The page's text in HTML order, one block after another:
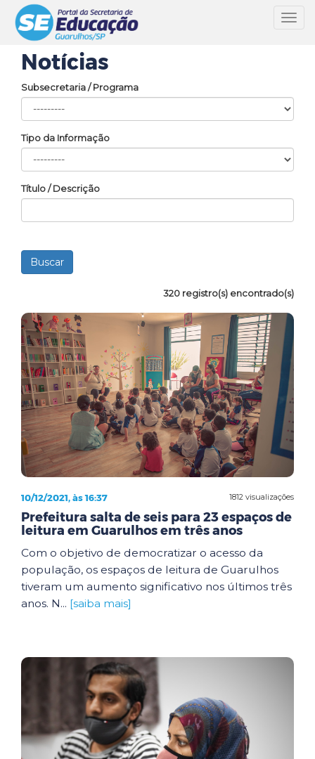
Notícias
Subsecretaria / Programa
Tipo da Informação
Título / Descrição
320 registro(s) encontrado(s)
1812 visualizações
10/12/2021, às 16:37
Prefeitura salta de seis para 23 espaços de
leitura em Guarulhos em três anos
Com o objetivo de democratizar o acesso da
população, os espaços de leitura de Guarulhos
tiveram um aumento significativo nos últimos três
anos. N... [saiba mais]